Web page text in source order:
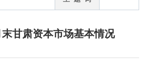
末甘肃资本市场基本情况